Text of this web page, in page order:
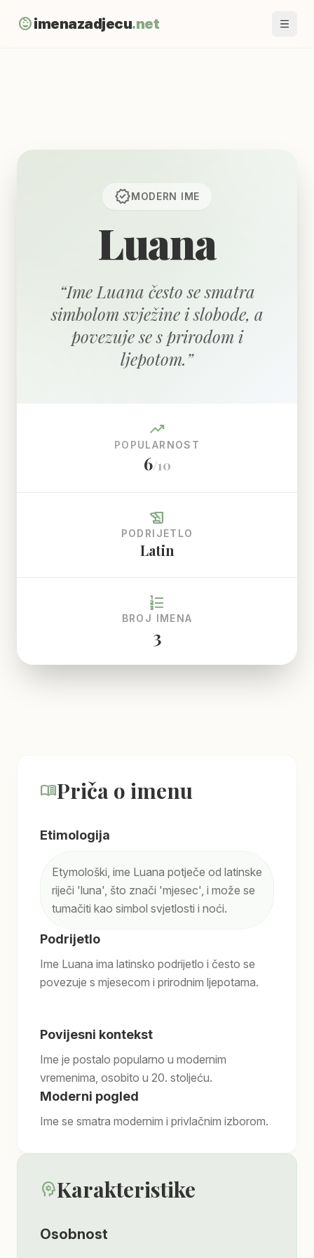
child_careimenazadjecu.net
verifiedMODERN IME
Luana
“Ime Luana često se smatra
simbolom svježine i slobode, a
povezuje se s prirodom i
ljepotom.”
trending_up
POPULARNOST
6/10
history_edu
PODRIJETLO
Latin
format_list_numbered
BROJ IMENA
3
menu_bookPriča o imenu
Etimologija
Etymološki, ime Luana potječe od latinske
riječi 'luna', što znači 'mjesec', i može se
tumačiti kao simbol svjetlosti i noći.
Podrijetlo
Ime Luana ima latinsko podrijetlo i često se
povezuje s mjesecom i prirodnim ljepotama.
Povijesni kontekst
Ime je postalo popularno u modernim
vremenima, osobito u 20. stoljeću.
Moderni pogled
Ime se smatra modernim i privlačnim izborom.
psychologyKarakteristike
Osobnost